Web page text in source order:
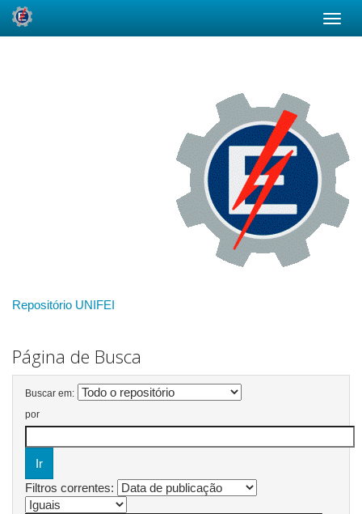
Repositório UNIFEI
Página de Busca
Buscar em:
por
Filtros correntes: